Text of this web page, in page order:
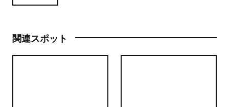
関連スポット